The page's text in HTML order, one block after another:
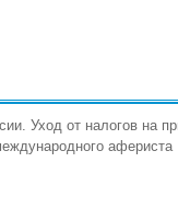
Уход от налогов на